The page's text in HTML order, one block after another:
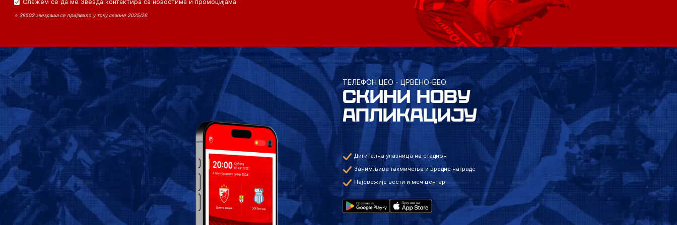
Слажем се да ме Звезда контактира са новостима и промоцијама
⭐ 38502 звездаша се пријавило у току сезоне 2025/26
ТЕЛЕФОН ЦЕО - ЦРВЕНО-БЕО
СКИНИ НОВУ
АПЛИКАЦИЈУ
Дигитална улазница на стадион
Занимљива такмичења и вредне награде
Најсвежије вести и меч центар